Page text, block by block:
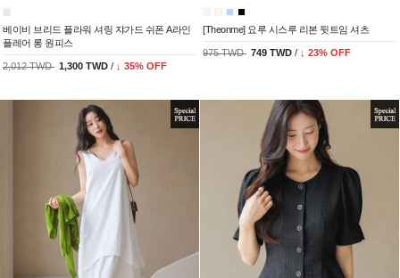
베이비 브리드 플라워 셔링 쟈가드 쉬폰 A라인
플레어 롱 원피스
2,012 TWD 1,300 TWD / ↓ 35% OFF
[Theonme] 요루 시스루 리본 뒷트임 셔츠
975 TWD 749 TWD / ↓ 23% OFF